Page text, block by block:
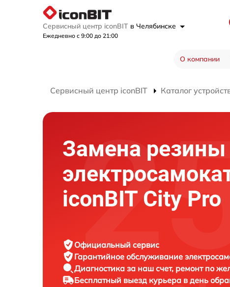
Сервисный центр iconBIT в Челябинске
Ежедневно с 9:00 до 21:00
О компании
Сервисный центр iconBIT Каталог
Замена резины
iconBIT City Pro
Официальный сервис
Гарантийное обслуживание
Диагностика за наш счет, ремонт по
Бесплатный выезд курьера в день